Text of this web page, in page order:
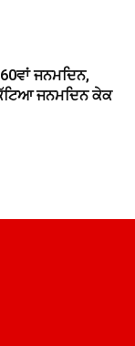
ਜਨਮਦਿਨ,
ਜਨਮਦਿਨ ਕੇਕ